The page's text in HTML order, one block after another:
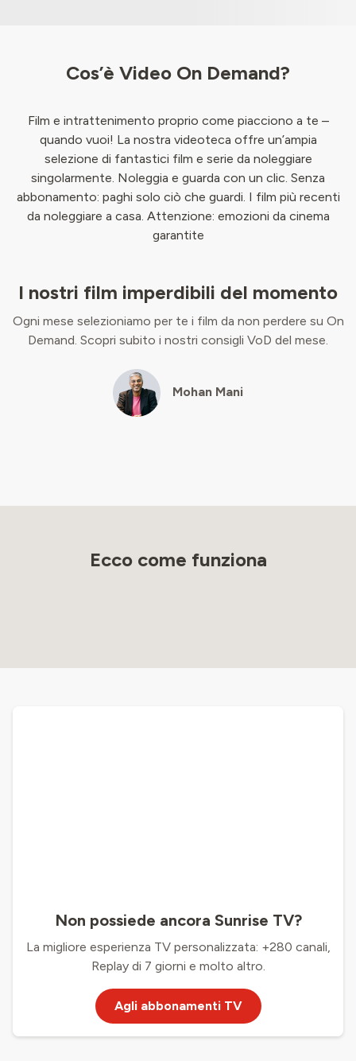
Cos’è Video On Demand?
Film e intrattenimento proprio come piacciono a te –
quando vuoi! La nostra videoteca offre un’ampia
selezione di fantastici film e serie da noleggiare
singolarmente. Noleggia e guarda con un clic. Senza
abbonamento: paghi solo ciò che guardi. I film più recenti
da noleggiare a casa. Attenzione: emozioni da cinema
garantite
I nostri film imperdibili del momento
Ogni mese selezioniamo per te i film da non perdere su On
Demand. Scopri subito i nostri consigli VoD del mese.
Mohan Mani
Ecco come funziona
Non possiede ancora Sunrise TV?
La migliore esperienza TV personalizzata: +280 canali,
Replay di 7 giorni e molto altro.
Agli abbonamenti TV